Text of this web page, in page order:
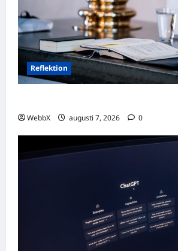
Reflektion
WebbX augusti 7, 2026 0